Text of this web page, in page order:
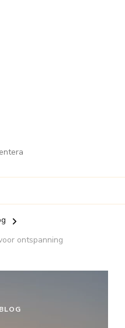
ontspanning